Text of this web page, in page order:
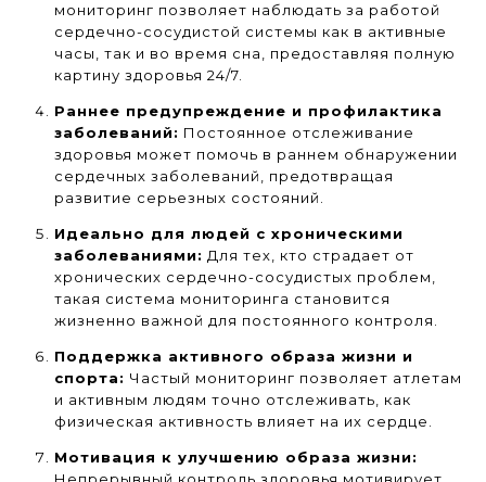
мониторинг позволяет наблюдать за работой
сердечно-сосудистой системы как в активные
часы, так и во время сна, предоставляя полную
картину здоровья 24/7.
Раннее предупреждение и профилактика
заболеваний: Постоянное отслеживание
здоровья может помочь в раннем обнаружении
сердечных заболеваний, предотвращая
развитие серьезных состояний.
Идеально для людей с хроническими
заболеваниями: Для тех, кто страдает от
хронических сердечно-сосудистых проблем,
такая система мониторинга становится
жизненно важной для постоянного контроля.
Поддержка активного образа жизни и
спорта: Частый мониторинг позволяет атлетам
и активным людям точно отслеживать, как
физическая активность влияет на их сердце.
Мотивация к улучшению образа жизни: